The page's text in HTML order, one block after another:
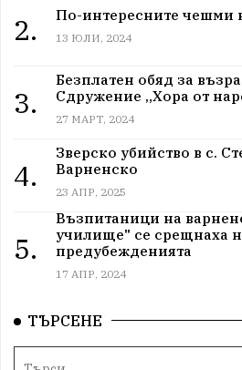
2. По-интересните чешми
13 ЮЛИ, 2024
3.
Безплатен обяд за
Сдружение „Хора от
27 МАРТ, 2024
4.
Зверско убийство в с.
Варненско
23 АПР, 2025
5.
Възпитаници на
училище" се срещнаха
предубежденията
17 АПР, 2024
ТЪРСЕНЕ